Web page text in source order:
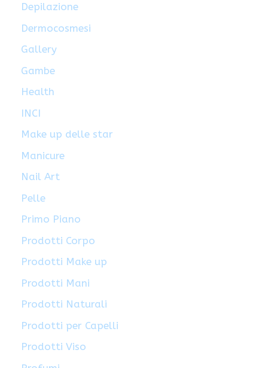
Depilazione
Dermocosmesi
Gallery
Gambe
Health
INCI
Make up delle star
Manicure
Nail Art
Pelle
Primo Piano
Prodotti Corpo
Prodotti Make up
Prodotti Mani
Prodotti Naturali
Prodotti per Capelli
Prodotti Viso